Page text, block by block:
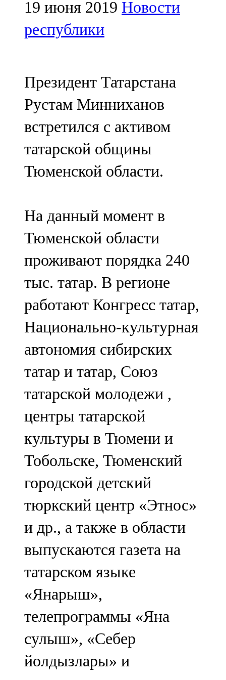
106,2 FM
Минзәлә
Мөслим
100,0 FM
Нурлат
104,7 FM
Олы Әтнә
Сарман
107,8 FM
Теләче
106,1 FM
Түбән Кама
102,6 FM
Чирмешән
107,7 FM
Чистай
103,0 FM
Чүпрәле
91,0 FM
Шәмәрдән
102,3 FM
Яңа чишмә
107,0 FM
Яр Чаллы
105,5 FM
19 июня 2019 Новости
республики
Президент Татарстана
Рустам Минниханов
встретился с активом
татарской общины
Тюменской области.
На данный момент в
Тюменской области
проживают порядка 240
тыс. татар. В регионе
работают Конгресс татар,
Национально-культурная
автономия сибирских
татар и татар, Союз
татарской молодежи ,
центры татарской
культуры в Тюмени и
Тобольске, Тюменский
городской детский
тюркский центр «Этнос»
и др., а также в области
выпускаются газета на
татарском языке
«Янарыш»,
телепрограммы «Яна
сулыш», «Себер
йолдызлары» и